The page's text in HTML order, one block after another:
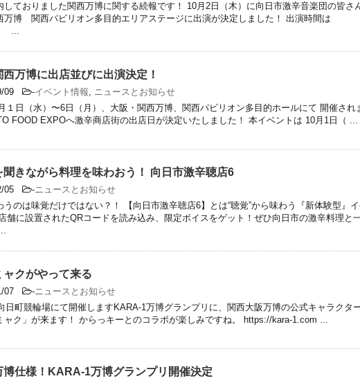
しておりました関西万博に関する続報です！ 10月2日（木）に向日市激辛音楽団の皆さ
万博 関西パビリオン多目的エリアステージに出演が決定しました！ 出演時間は
...
西万博に出店並びに出演決定！
09 -イベント情報, ニュースとお知らせ
１日（水）〜6日（月）、大阪・関西万博、関西パビリオン多目的ホールにて 開催され
FOOD EXPOへ激辛商店街の出店日が決定いたしました！ 本イベントは 10月1日（ ...
聞きながら料理を味わおう！ 向日市激辛聴店6
05 -ニュースとお知らせ
うのは味覚だけではない？！ 【向日市激辛聴店6】とは“聴覚”から味わう『新体験型』
舗に設置されたQRコードを読み込み、限定ボイスをゲット！ぜひ向日市の激辛料理と
ャクがやって来る
07 -ニュースとお知らせ
日町競輪場にて開催しますKARA-1万博グランプリに、関西大阪万博の公式キャラクタ
ャク」が来ます！ からっキーとのコラボが楽しみですね。 https://kara-1.com ...
博仕様！KARA-1万博グランプリ開催決定